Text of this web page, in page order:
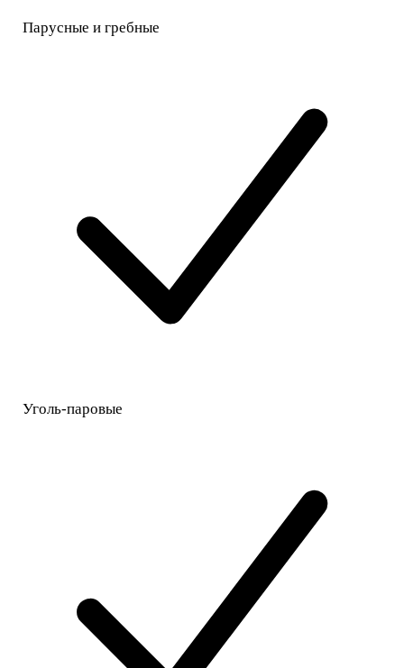
Парусные и гребные
Уголь-паровые